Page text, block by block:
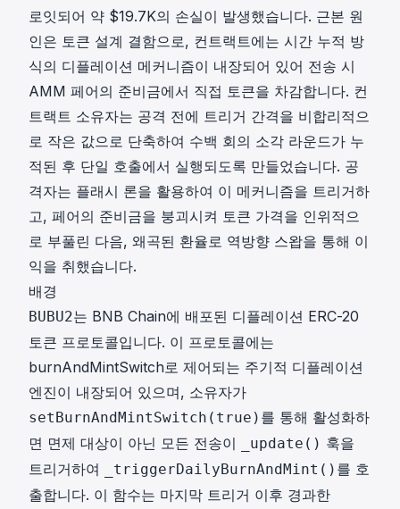
로잇되어 약 $19.7K의 손실이 발생했습니다. 근본 원
인은 토큰 설계 결함으로, 컨트랙트에는 시간 누적 방
식의 디플레이션 메커니즘이 내장되어 있어 전송 시
AMM 페어의 준비금에서 직접 토큰을 차감합니다. 컨
트랙트 소유자는 공격 전에 트리거 간격을 비합리적으
로 작은 값으로 단축하여 수백 회의 소각 라운드가 누
적된 후 단일 호출에서 실행되도록 만들었습니다. 공
격자는 플래시 론을 활용하여 이 메커니즘을 트리거하
고, 페어의 준비금을 붕괴시켜 토큰 가격을 인위적으
로 부풀린 다음, 왜곡된 환율로 역방향 스왑을 통해 이
익을 취했습니다.
배경
BUBU2는 BNB Chain에 배포된 디플레이션 ERC-20
토큰 프로토콜입니다. 이 프로토콜에는
burnAndMintSwitch로 제어되는 주기적 디플레이션
엔진이 내장되어 있으며, 소유자가
setBurnAndMintSwitch(true) 를 통해 활성화하
면 면제 대상이 아닌 모든 전송이
_update() 훅을
트리거하여
_triggerDailyBurnAndMint() 를 호
출합니다. 이 함수는 마지막 트리거 이후 경과한